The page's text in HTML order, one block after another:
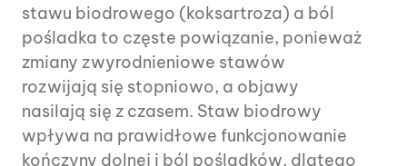
stawu biodrowego (koksartroza) a ból
pośladka to częste powiązanie, ponieważ
zmiany zwyrodnieniowe stawów
rozwijają się stopniowo, a objawy
nasilają się z czasem. Staw biodrowy
wpływa na prawidłowe funkcjonowanie
kończyny dolnej i ból pośladków, dlatego